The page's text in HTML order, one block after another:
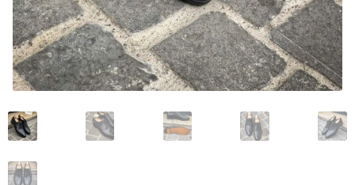
Carlos Santos Chaussures
Carmina
Crockett and Jones